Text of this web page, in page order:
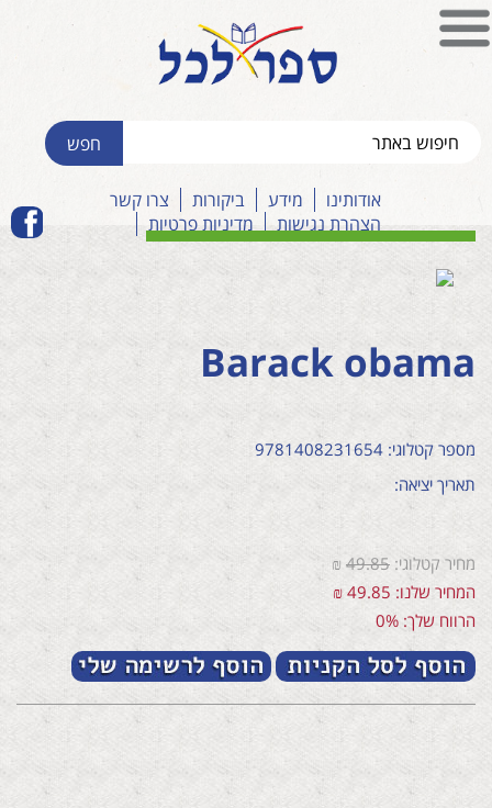
אודותינו מידע ביקורות
צרו קשר
הצהרת נגישות
מדיניות פרטיות
Barack obama
מספר קטלוגי: 9781408231654
תאריך יציאה:
מחיר קטלוגי: 49.85
₪
המחיר שלנו: 49.85 ₪
הרווח שלך: 0%